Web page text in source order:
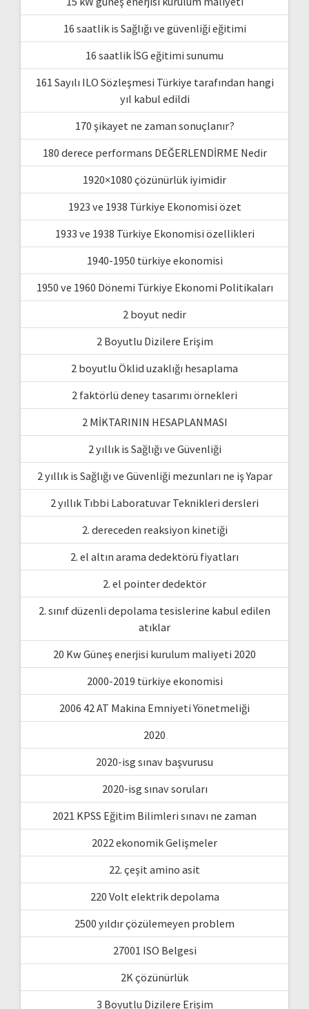
16 saatlik is Sağlığı ve güvenliği eğitimi
16 saatlik İSG eğitimi sunumu
161 Sayılı ILO Sözleşmesi Türkiye tarafından hangi
yıl kabul edildi
170 şikayet ne zaman sonuçlanır?
180 derece performans DEĞERLENDİRME Nedir
1920×1080 çözünürlük iyimidir
1923 ve 1938 Türkiye Ekonomisi özet
1933 ve 1938 Türkiye Ekonomisi özellikleri
1940-1950 türkiye ekonomisi
1950 ve 1960 Dönemi Türkiye Ekonomi Politikaları
2 boyut nedir
2 Boyutlu Dizilere Erişim
2 boyutlu Öklid uzaklığı hesaplama
2 faktörlü deney tasarımı örnekleri
2 MİKTARININ HESAPLANMASI
2 yıllık is Sağlığı ve Güvenliği
2 yıllık is Sağlığı ve Güvenliği mezunları ne iş Yapar
2 yıllık Tıbbi Laboratuvar Teknikleri dersleri
2. dereceden reaksiyon kinetiği
2. el altın arama dedektörü fiyatları
2. el pointer dedektör
2. sınıf düzenli depolama tesislerine kabul edilen
atıklar
20 Kw Güneş enerjisi kurulum maliyeti 2020
2000-2019 türkiye ekonomisi
2006 42 AT Makina Emniyeti Yönetmeliği
2020
2020-isg sınav başvurusu
2020-isg sınav soruları
2021 KPSS Eğitim Bilimleri sınavı ne zaman
2022 ekonomik Gelişmeler
22. çeşit amino asit
220 Volt elektrik depolama
2500 yıldır çözülemeyen problem
27001 ISO Belgesi
2K çözünürlük
3 Boyutlu Dizilere Erişim